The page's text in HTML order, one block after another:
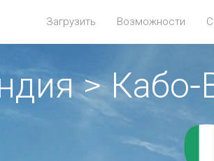
Загрузить Возможности
>